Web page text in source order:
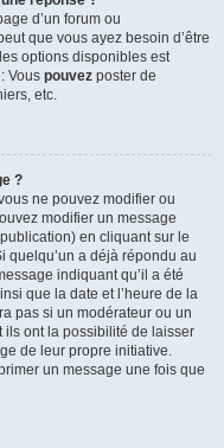
d’un forum ou
que vous ayez besoin d’être
options disponibles est
Vous pouvez poster de
etc.
?
ne pouvez modifier ou
modifier un message
en cliquant sur le
a déjà répondu au
indiquant qu’il a été
que la date et l’heure de la
pas si un modérateur ou un
ont la possibilité de laisser
de leur propre initiative.
un message une fois que